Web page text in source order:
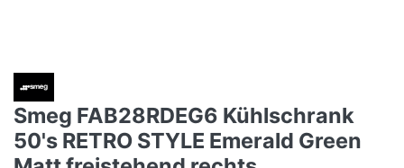
Smeg FAB28RDEG6 Kühlschrank
50's RETRO STYLE Emerald Green